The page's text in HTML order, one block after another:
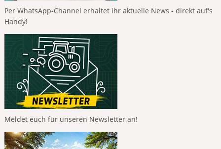
Per WhatsApp-Channel erhaltet ihr aktuelle News - direkt auf's
Handy!
Meldet euch für unseren Newsletter an!